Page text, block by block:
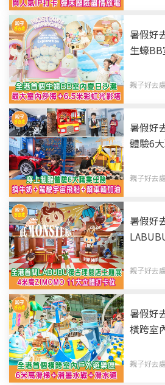
暑假好
生蠔
親子好去
暑假好
體驗6
親子好去
暑假好
位
親子好去
暑假好
橫跨室
親子好去